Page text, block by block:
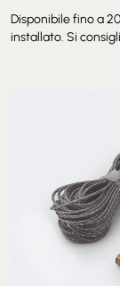
Disponibile fino a
installato. Si